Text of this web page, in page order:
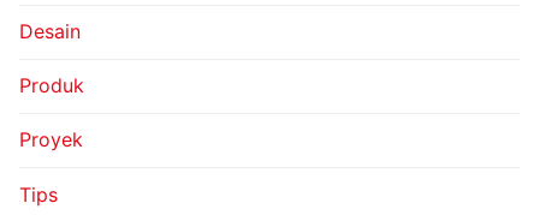
Desain
Produk
Proyek
Tips